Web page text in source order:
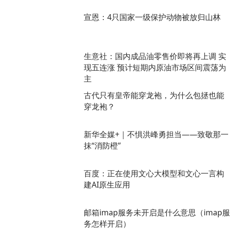
宣恩：4只国家一级保护动物被放归山林
生意社：国内成品油零售价即将再上调 实
现五连涨 预计短期内原油市场区间震荡为
主
古代只有皇帝能穿龙袍，为什么包拯也能
穿龙袍？
新华全媒+｜不惧洪峰勇担当——致敬那一
抹“消防橙”
百度：正在使用文心大模型和文心一言构
建AI原生应用
邮箱imap服务未开启是什么意思（imap服
务怎样开启）